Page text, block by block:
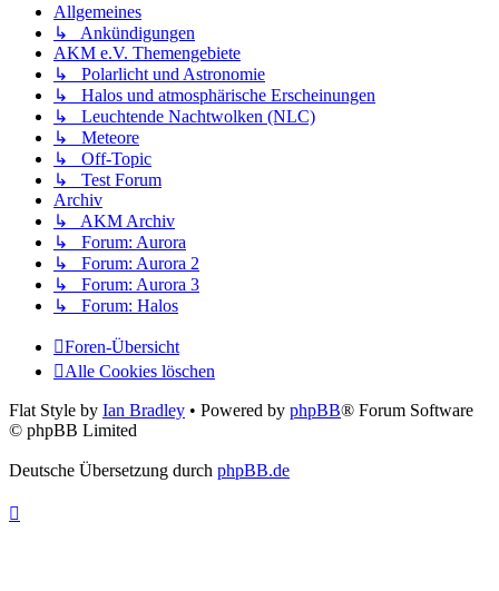
Allgemeines
↳ Ankündigungen
AKM e.V. Themengebiete
↳ Polarlicht und Astronomie
↳ Halos und atmosphärische Erscheinungen
↳ Leuchtende Nachtwolken (NLC)
↳ Meteore
↳ Off-Topic
↳ Test Forum
Archiv
↳ AKM Archiv
↳ Forum: Aurora
↳ Forum: Aurora 2
↳ Forum: Aurora 3
↳ Forum: Halos
Foren-Übersicht
Alle Cookies löschen
Flat Style by Ian Bradley • Powered by phpBB® Forum Software
© phpBB Limited
Deutsche Übersetzung durch phpBB.de